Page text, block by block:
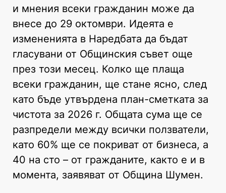
и мнения всеки гражданин може да
внесе до 29 октомври. Идеята е
измененията в Наредбата да бъдат
гласувани от Общинския съвет още
през този месец. Колко ще плаща
всеки гражданин, ще стане ясно, след
като бъде утвърдена план-сметката за
чистота за 2026 г. Общата сума ще се
разпредели между всички ползватели,
като 60% ще се покриват от бизнеса, а
40 на сто – от гражданите, както е и в
момента, заявяват от Община Шумен.